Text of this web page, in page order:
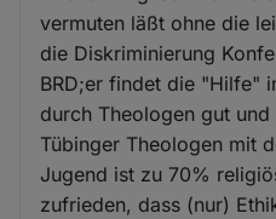
vermuten läßt ohne die
die Diskriminierung
BRD;er findet die "Hilfe"
durch Theologen gut
Tübinger Theologen mit
Jugend ist zu 70%
zufrieden, dass (nur)